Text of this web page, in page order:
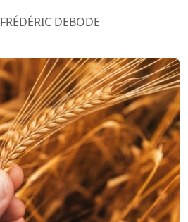
FRÉDÉRIC DEBODE